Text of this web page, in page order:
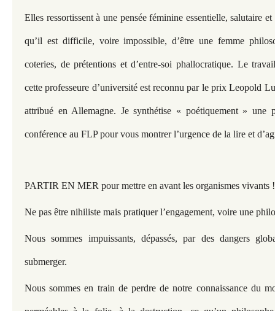
Elles ressortissent à une pensée féminine essentielle, salutaire
qu’il est difficile, voire impossible, d’être une femme
coteries, de prétentions et d’entre-soi phallocratique. Le
cette professeure d’université est reconnu par le prix Leopold
attribué en Allemagne. Je synthétise « poétiquement » une
conférence au FLP pour vous montrer l’urgence de la lire et
PARTIR EN MER pour mettre en avant les organismes vivants !
Ne pas être nihiliste mais pratiquer l’engagement, voire une
Nous sommes impuissants, dépassés, par des dangers
submerger.
Nous sommes en train de perdre de notre connaissance du